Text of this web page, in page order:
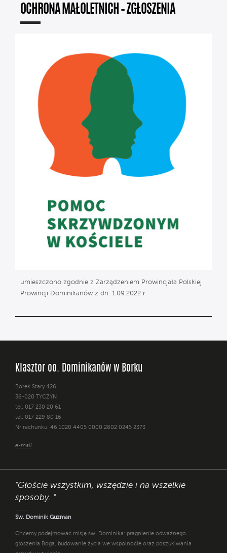
OCHRONA MAŁOLETNICH – ZGŁOSZENIA
umieszczono zgodnie z Zarządzeniem Prowincjała Polskiej
Prowincji Dominikanów z dn. 1.09.2022 r.
Klasztor oo. Dominikanów w Borku
Borek Stary 426
36-020 TYCZYN
tel. 017 230 20 61
tel. 017 229 80 16
Nr rachunku: 46 1020 4405 0000 2802 0245 2373
e-mail
"Głoście wszystkim, wszędzie i na wszelkie
sposoby. "
Św. Dominik Guzman
Chcemy podejmować misję św. Dominika: pragnienie odważnego
głoszenia Boga, budowanie życia we wspólnocie oraz poszukiwania